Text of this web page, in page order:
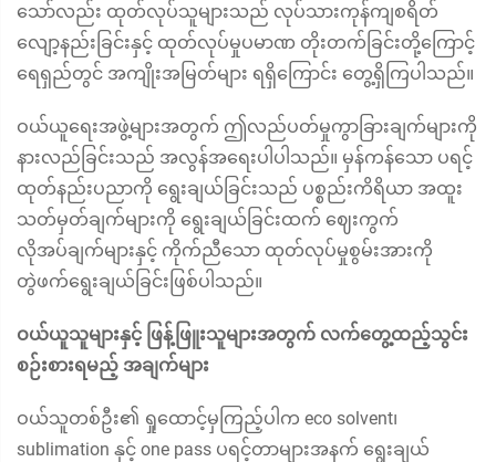
သော်လည်း ထုတ်လုပ်သူများသည် လုပ်သားကုန်ကျစရိတ်
လျော့နည်းခြင်းနှင့် ထုတ်လုပ်မှုပမာဏ တိုးတက်ခြင်းတို့ကြောင့်
ရေရှည်တွင် အကျိုးအမြတ်များ ရရှိကြောင်း တွေ့ရှိကြပါသည်။
ဝယ်ယူရေးအဖွဲ့များအတွက် ဤလည်ပတ်မှုကွာခြားချက်များကို
နားလည်ခြင်းသည် အလွန်အရေးပါပါသည်။ မှန်ကန်သော ပရင့်
ထုတ်နည်းပညာကို ရွေးချယ်ခြင်းသည် ပစ္စည်းကိရိယာ အထူး
သတ်မှတ်ချက်များကို ရွေးချယ်ခြင်းထက် ဈေးကွက်
လိုအပ်ချက်များနှင့် ကိုက်ညီသော ထုတ်လုပ်မှုစွမ်းအားကို
တွဲဖက်ရွေးချယ်ခြင်းဖြစ်ပါသည်။
ဝယ်ယူသူများနှင့် ဖြန့်ဖြူးသူများအတွက် လက်တွေ့ထည့်သွင်း
စဉ်းစားရမည့် အချက်များ
ဝယ်သူတစ်ဦး၏ ရှုထောင့်မှကြည့်ပါက eco solvent၊
sublimation နှင့် one pass ပရင့်တာများအနက် ရွေးချယ်